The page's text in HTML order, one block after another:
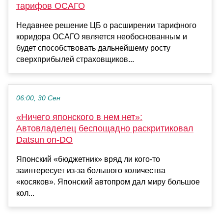
тарифов ОСАГО
Недавнее решение ЦБ о расширении тарифного
коридора ОСАГО является необоснованным и
будет способствовать дальнейшему росту
сверхприбылей страховщиков...
06:00, 30 Сен
«Ничего японского в нем нет»:
Автовладелец беспощадно раскритиковал
Datsun on-DO
Японский «бюджетник» вряд ли кого-то
заинтересует из-за большого количества
«косяков». Японский автопром дал миру большое
кол...